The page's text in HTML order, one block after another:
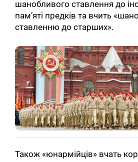
шанобливого ставлення до
пам’яті предків та вчить
ставленню до старших».
Також «юнармійців» вчать